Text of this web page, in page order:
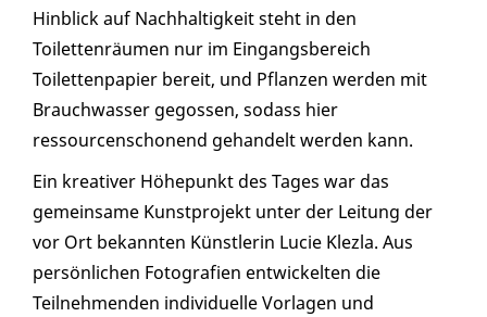
Hinblick auf Nachhaltigkeit steht in den
Toilettenräumen nur im Eingangsbereich
Toilettenpapier bereit, und Pflanzen werden mit
Brauchwasser gegossen, sodass hier
ressourcenschonend gehandelt werden kann.
Ein kreativer Höhepunkt des Tages war das
gemeinsame Kunstprojekt unter der Leitung der
vor Ort bekannten Künstlerin Lucie Klezla. Aus
persönlichen Fotografien entwickelten die
Teilnehmenden individuelle Vorlagen und